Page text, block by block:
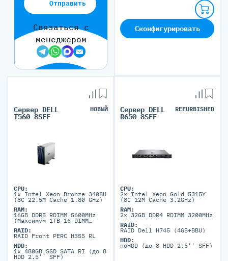
Отправить
Связаться с
менеджером
Сконфигурировать
Сервер DELL
T560 8SFF
НОВЫЙ
CPU:
1x Intel Xeon Bronze 3408U
(8C 22.5M Cache 1.80 GHz)
RAM:
16GB DDR5 RDIMM 5600MHz
(Максимум 1TB 16 DIMM
RAID:
RAID Front PERC H355 RL
HDD:
1x 480GB SSD SATA RI (до 8
HDD 2.5'' SFF)
Сервер DELL
R650 8SFF
REFURBISHED
CPU:
2x Intel Xeon Gold 5315Y
(8C 12M Cache 3.2GHz)
RAM:
2x 32GB DDR4 RDIMM 3200MHz
RAID:
RAID Dell H745 (4GB+BBU)
HDD:
noHDD (до 8 HDD 2.5'' SFF)